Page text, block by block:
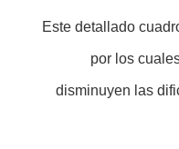
Este detallado
por los
disminuyen las